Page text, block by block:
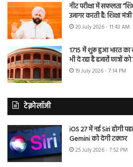
नीट परीक्षा में सफलता
उजागर करती है: शिक्षा
20 July 2026 - 11:43 AM
1715 में शुरू हुआ भारत का
भी दे रहा है हजारों छात्रों को
19 July 2026 - 7:14 PM
टेक्नोलॉजी
iOS 27 में नई Siri होगी
Gemini को देगी टक्कर
25 July 2026 - 7:52 PM